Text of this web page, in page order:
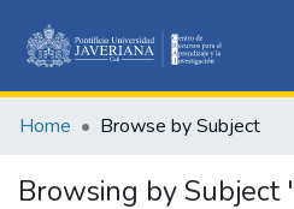
&
Home Browse by Subject
Browsing by Subject